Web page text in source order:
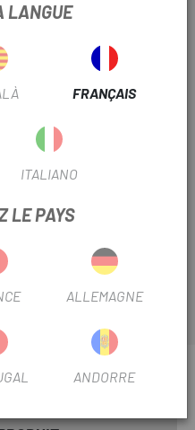
estimés lors du choix
en stock
composants dont vous
comme par exemple le
Bosch Classic
systèmes e-bike
VIS XLC CR-E04 POUR
LANGUE
FRANÇAIS
ITALIANO
LE PAYS
ALLEMAGNE
ANDORRE